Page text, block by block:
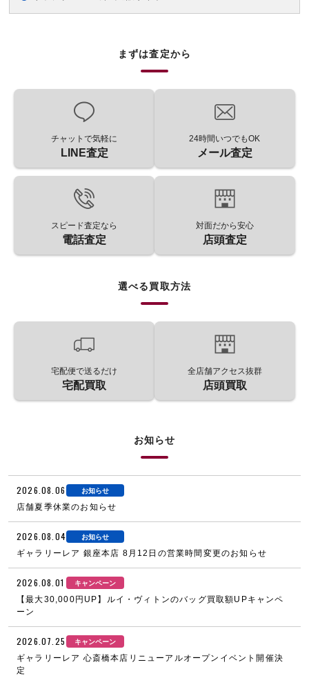
まずは査定から
チャットで気軽に
LINE査定
24時間いつでもOK
メール査定
スピード査定なら
電話査定
対面だから安心
店頭査定
選べる買取方法
宅配便で送るだけ
宅配買取
全店舗アクセス抜群
店頭買取
お知らせ
2026.08.06 お知らせ
店舗夏季休業のお知らせ
2026.08.04 お知らせ
ギャラリーレア 銀座本店 8月12日の営業時間変更のお知らせ
2026.08.01 キャンペーン
【最大30,000円UP】ルイ・ヴィトンのバッグ買取額UPキャンペ
ーン
2026.07.25 キャンペーン
ギャラリーレア 心斎橋本店リニューアルオープンイベント開催決
定